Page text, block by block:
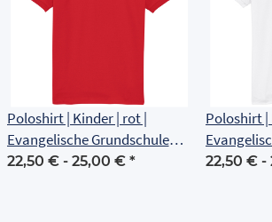
Poloshirt | Kinder | rot |
Evangelische Grundschule
Erfurt
22,50 € - 25,00 € *
Poloshirt |
Erfurt
22,50 € -